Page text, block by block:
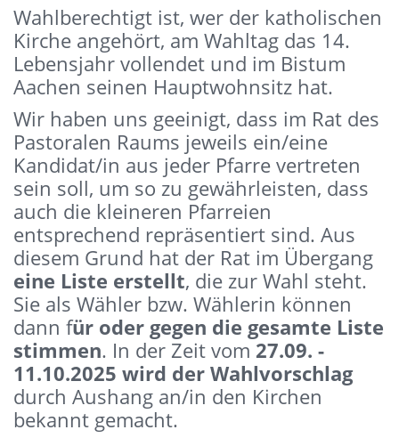
Wahlberechtigt ist, wer der katholischen
Kirche angehört, am Wahltag das 14.
Lebensjahr vollendet und im Bistum
Aachen seinen Hauptwohnsitz hat.
Wir haben uns geeinigt, dass im Rat des
Pastoralen Raums jeweils ein/eine
Kandidat/in aus jeder Pfarre vertreten
sein soll, um so zu gewährleisten, dass
auch die kleineren Pfarreien
entsprechend repräsentiert sind. Aus
diesem Grund hat der Rat im Übergang
eine Liste erstellt, die zur Wahl steht.
Sie als Wähler bzw. Wählerin können
dann für oder gegen die gesamte Liste
stimmen. In der Zeit vom 27.09. -
11.10.2025 wird der Wahlvorschlag
durch Aushang an/in den Kirchen
bekannt gemacht.